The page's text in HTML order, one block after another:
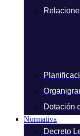
Dotación
Normativa
Decreto